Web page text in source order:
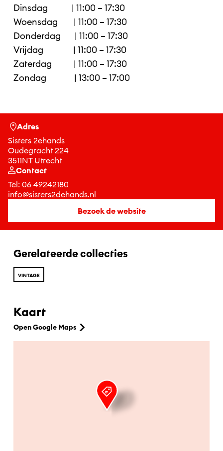
Dinsdag | 11:00 – 17:30
Woensdag | 11:00 – 17:30
Donderdag | 11:00 – 17:30
Vrijdag | 11:00 – 17:30
Zaterdag | 11:00 – 17:30
Zondag | 13:00 – 17:00
Adres
Sisters 2ehands
Oudegracht 224
3511NT Utrecht
Contact
Tel: 06 49242180
info@sisters2dehands.nl
Bezoek de website
Gerelateerde collecties
VINTAGE
Kaart
Open Google Maps